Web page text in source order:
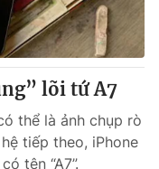
lõi tứ A7
thể là ảnh chụp rò
tiếp theo, iPhone
tên “A7”.